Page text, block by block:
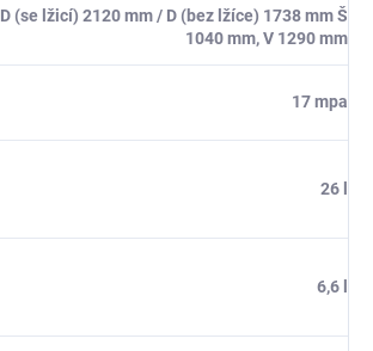
D (se lžicí) 2120 mm / D (bez lžíce) 1738 mm Š
1040 mm, V 1290 mm
17 mpa
26 l
6,6 l